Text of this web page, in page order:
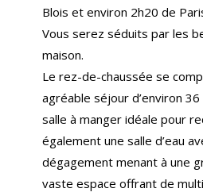
Blois et environ 2h20 de
Vous serez séduits par les
maison.
Le rez-de-chaussée se
agréable séjour d’environ
salle à manger idéale pour
également une salle d’eau
dégagement menant à une
vaste espace offrant de